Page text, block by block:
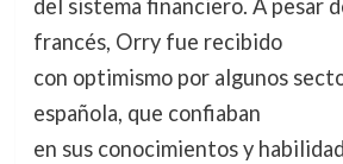
del sistema financiero. A pesar
francés, Orry fue recibido
con optimismo por algunos
española, que confiaban
en sus conocimientos y